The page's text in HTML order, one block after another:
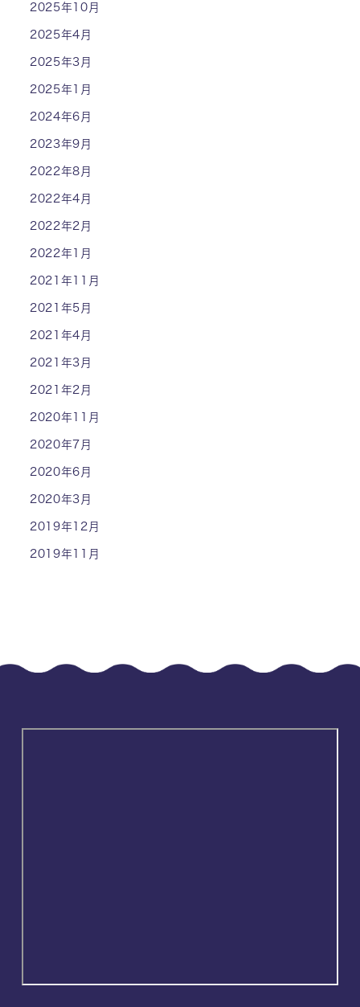
2025年10月
2025年4月
2025年3月
2025年1月
2024年6月
2023年9月
2022年8月
2022年4月
2022年2月
2022年1月
2021年11月
2021年5月
2021年4月
2021年3月
2021年2月
2020年11月
2020年7月
2020年6月
2020年3月
2019年12月
2019年11月